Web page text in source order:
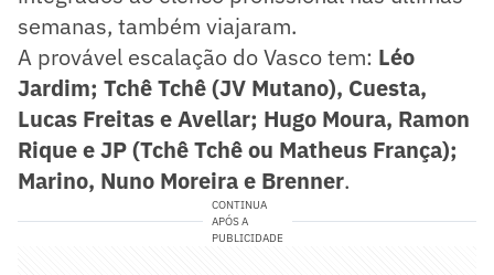
semanas, também viajaram.
A provável escalação do Vasco tem: Léo
Jardim; Tchê Tchê (JV Mutano), Cuesta,
Lucas Freitas e Avellar; Hugo Moura, Ramon
Rique e JP (Tchê Tchê ou Matheus França);
Marino, Nuno Moreira e Brenner.
CONTINUA
APÓS A
PUBLICIDADE